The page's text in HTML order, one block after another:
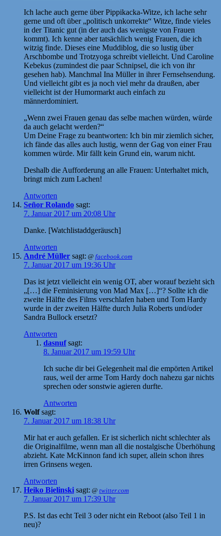
Ich lache auch gerne über Pippikacka-Witze, ich lache sehr
gerne und oft über „politisch unkorrekte“ Witze, finde vieles
in der Titanic gut (in der auch das wenigste von Frauen
kommt). Ich kenne aber tatsächlich wenig Frauen, die ich
witzig finde. Dieses eine Muddiblog, die so lustig über
Arschbombe und Trotzyoga schreibt vielleicht. Und Caroline
Kebekus (zumindest die paar Schnipsel, die ich von ihr
gesehen hab). Manchmal Ina Müller in ihrer Fernsehsendung.
Und vielleicht gibt es ja noch viel mehr da draußen, aber
vielleicht ist der Humormarkt auch einfach zu
männerdominiert.
„Wenn zwei Frauen genau das selbe machen würden, würde
da auch gelacht werden?“
Um Deine Frage zu beantworten: Ich bin mir ziemlich sicher,
ich fände das alles auch lustig, wenn der Gag von einer Frau
kommen würde. Mir fällt kein Grund ein, warum nicht.
Deshalb die Aufforderung an alle Frauen: Unterhaltet mich,
bringt mich zum Lachen!
Antworten
Señor Rolando sagt:
7. Januar 2017 um 20:08 Uhr
Danke. [Watchlistaddgeräusch]
Antworten
André Müller sagt: @ facebook.com
7. Januar 2017 um 19:36 Uhr
Das ist jetzt vielleicht ein wenig OT, aber worauf bezieht sich
„[…] die Feminisierung von Mad Max […]“? Sollte ich die
zweite Hälfte des Films verschlafen haben und Tom Hardy
wurde in der zweiten Hälfte durch Julia Roberts und/oder
Sandra Bullock ersetzt?
Antworten
dasnuf sagt:
8. Januar 2017 um 19:59 Uhr
Ich suche dir bei Gelegenheit mal die empörten Artikel
raus, weil der arme Tom Hardy doch nahezu gar nichts
sprechen oder sonstwie agieren durfte.
Antworten
Wolf sagt:
7. Januar 2017 um 18:38 Uhr
Mir hat er auch gefallen. Er ist sicherlich nicht schlechter als
die Originalfilme, wenn man all die nostalgische Überhöhung
abzieht. Kate McKinnon fand ich super, allein schon ihres
irren Grinsens wegen.
Antworten
Heiko Bielinski sagt: @ twitter.com
7. Januar 2017 um 17:39 Uhr
P.S. Ist das echt Teil 3 oder nicht ein Reboot (also Teil 1 in
neu)?